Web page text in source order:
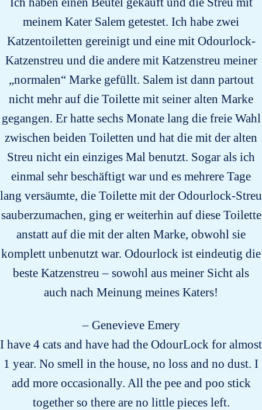
meinem Kater Salem getestet. Ich habe zwei
Katzentoiletten gereinigt und eine mit Odourlock-
Katzenstreu und die andere mit Katzenstreu meiner
„normalen“ Marke gefüllt. Salem ist dann partout
nicht mehr auf die Toilette mit seiner alten Marke
gegangen. Er hatte sechs Monate lang die freie Wahl
zwischen beiden Toiletten und hat die mit der alten
Streu nicht ein einziges Mal benutzt. Sogar als ich
einmal sehr beschäftigt war und es mehrere Tage
lang versäumte, die Toilette mit der Odourlock-Streu
sauberzumachen, ging er weiterhin auf diese Toilette
anstatt auf die mit der alten Marke, obwohl sie
komplett unbenutzt war. Odourlock ist eindeutig die
beste Katzenstreu – sowohl aus meiner Sicht als
auch nach Meinung meines Katers!
– Genevieve Emery
I have 4 cats and have had the OdourLock for almost
1 year. No smell in the house, no loss and no dust. I
add more occasionally. All the pee and poo stick
together so there are no little pieces left.